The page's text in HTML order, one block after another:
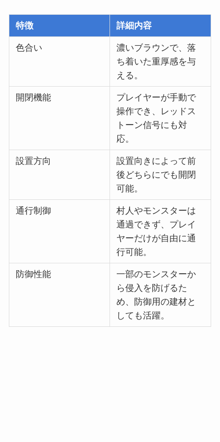
特徴 詳細内容
色合い
濃いブラウンで、落
ち着いた重厚感を与
える。
開閉機能
プレイヤーが手動で
操作でき、レッドス
トーン信号にも対
応。
設置方向
設置向きによって前
後どちらにでも開閉
可能。
通行制御
村人やモンスターは
通過できず、プレイ
ヤーだけが自由に通
行可能。
防御性能
一部のモンスターか
ら侵入を防げるた
め、防御用の建材と
しても活躍。